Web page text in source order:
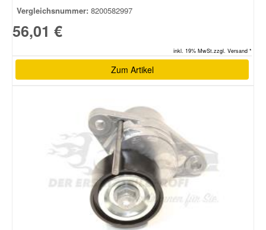
Vergleichsnummer: 8200582997
56,01 €
inkl. 19% MwSt.zzgl. Versand *
Zum Artikel